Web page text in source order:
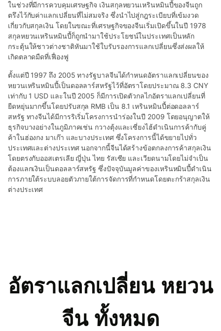
ในช่วงที่มีการควบคุมเศรษฐกิจ เงินสกุลหยวนเหรินหมินปี้ของจีนถูก
ตรึงไว้กับค่าแลกเปลี่ยนที่ไม่สมจริง ซึ่งนำไปสู่กฎระเบียบที่เข้มงวด
เกี่ยวกับสกุลเงิน โดยในขณะที่เศรษฐกิจของจีนเริ่มเปิดขึ้นในปี 1978
สกุลหยวนเหรินหมินปี้ก็ถูกนำมาใช้ประโยชน์ในประเทศเป็นหลัก
กระตุ้นให้ชาวต่างชาติหันมาใช้ใบรับรองการแลกเปลี่ยนซึ่งส่งผลให้
เกิดตลาดมืดที่เฟื่องฟู
ตั้งแต่ปี 1997 ถึง 2005 ทางรัฐบาลจีนได้กำหนดอัตราแลกเปลี่ยนของ
หยวนเหรินหมินปี้เป็นดอลลาร์สหรัฐไว้ที่อัตราโดยประมาณ 8.3 CNY
เท่ากับ 1 USD และในปี 2005 ก็มีการเปิดตัวกลไกอัตราแลกเปลี่ยนที่
ยืดหยุ่นมากขึ้นโดยปรับสกุล RMB เป็น 8.1 เหรินหมินปี้ต่อดอลลาร์
สหรัฐ ทางจีนได้มีการริเริ่มโครงการนำร่องในปี 2009 โดยอนุญาตให้
ธุรกิจบางอย่างในภูมิภาคเช่น กวางตุ้งและเซี่ยงไฮ้ดำเนินการค้ากับคู่
ค้าในฮ่องกง มาเก๊า และบางประเทศ ซึ่งโครงการนี้ได้ขยายไปทั่ว
ประเทศและต่างประเทศ นอกจากนี้จีนได้สร้างข้อตกลงการค้าสกุลเงิน
โดยตรงกับออสเตรเลีย ญี่ปุ่น ไทย รัสเซีย และเวียดนามโดยไม่จำเป็น
ต้องแลกเงินเป็นดอลลาร์สหรัฐ ซึ่งปัจจุบันมูลค่าของเหรินหมินปี้ดำเนิน
การภายใต้ระบบลอยตัวภายใต้การจัดการที่กำหนดโดยตะกร้าสกุลเงิน
ต่างประเทศ
อัตราแลกเปลี่ยน หยวน
จีน ทั้งหมด